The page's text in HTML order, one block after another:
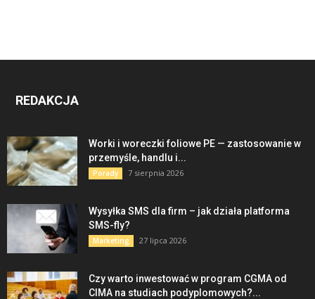
REDAKCJA
Worki i woreczki foliowe PE — zastosowanie w
przemyśle, handlu i...
Porady 7 sierpnia 2026
Wysyłka SMS dla firm – jak działa platforma
SMS-fly?
Marketing 27 lipca 2026
Czy warto inwestować w program CGMA od
CIMA na studiach podyplomowych?...